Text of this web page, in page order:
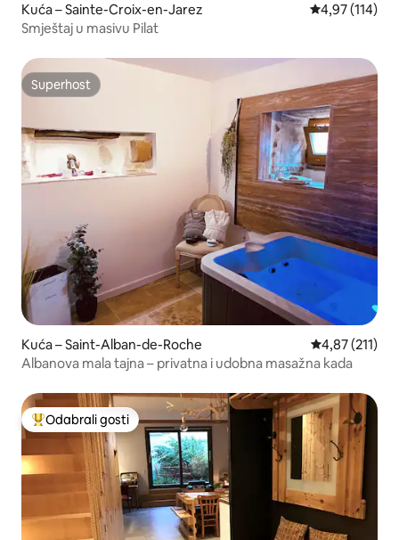
Kuća – Sainte-Croix-en-Jarez Prosječna
4,97 (114)
Smještaj u masivu Pilat
Superhost
Superhost
Kuća – Saint-Alban-de-Roche Prosječna
4,87 (211)
Albanova mala tajna – privatna i udobna masažna kada
Među najviše rangiranima s oznakom „Odabrali gosti”
Odabrali gosti